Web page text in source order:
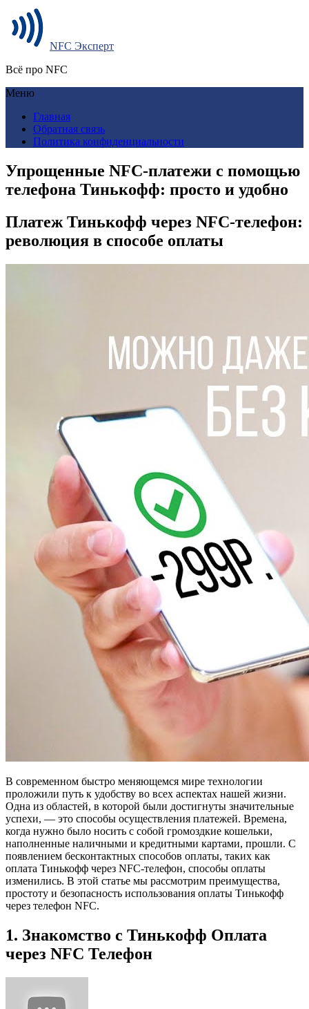
NFC Эксперт
Всё про NFC
Меню
Главная
Обратная связь
Политика конфиденциальности
Упрощенные NFC-платежи с помощью
телефона Тинькофф: просто и удобно
Платеж Тинькофф через NFC-телефон:
революция в способе оплаты
В современном быстро меняющемся мире технологии
проложили путь к удобству во всех аспектах нашей жизни.
Одна из областей, в которой были достигнуты значительные
успехи, — это способы осуществления платежей. Времена,
когда нужно было носить с собой громоздкие кошельки,
наполненные наличными и кредитными картами, прошли. С
появлением бесконтактных способов оплаты, таких как
оплата Тинькофф через NFC-телефон, способы оплаты
изменились. В этой статье мы рассмотрим преимущества,
простоту и безопасность использования оплаты Тинькофф
через телефон NFC.
1. Знакомство с Тинькофф Оплата
через NFC Телефон